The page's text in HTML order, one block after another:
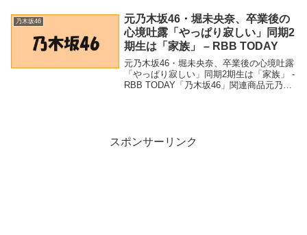
ットに反響「尊い...
乃木坂46
元乃木坂46・堀未央奈、卒業後の
心境吐露「やっぱり寂しい」同期2
期生は「家族」 – RBB TODAY
元乃木坂46・堀未央奈、卒業後の心境吐露
「やっぱり寂しい」同期2期生は「家族」 -
RBB TODAY「乃木坂46」関連商品元乃木
スポンサーリンク